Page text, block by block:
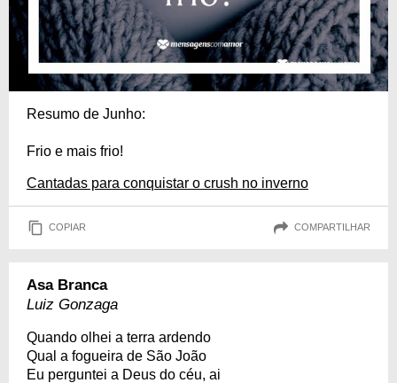
Resumo de Junho:
Frio e mais frio!
Cantadas para conquistar o crush no inverno
COPIAR COMPARTILHAR
Asa Branca
Luiz Gonzaga
Quando olhei a terra ardendo
Qual a fogueira de São João
Eu perguntei a Deus do céu, ai